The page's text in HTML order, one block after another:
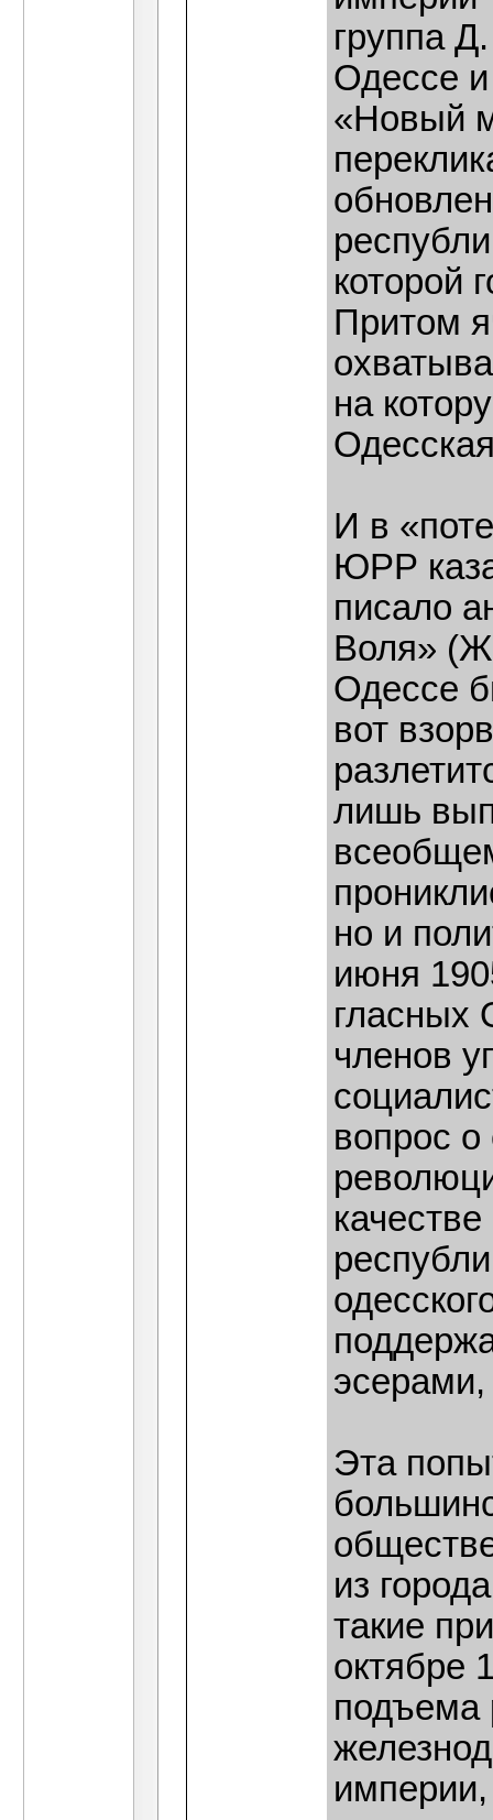
группа
Одессе и
«Новый
которой
Притом
на
И в
ЮРР
писало
Воля»
Одессе
вот
лишь
но и
июня
гласных
членов
вопрос о
Эта
из
такие
октябре
подъема